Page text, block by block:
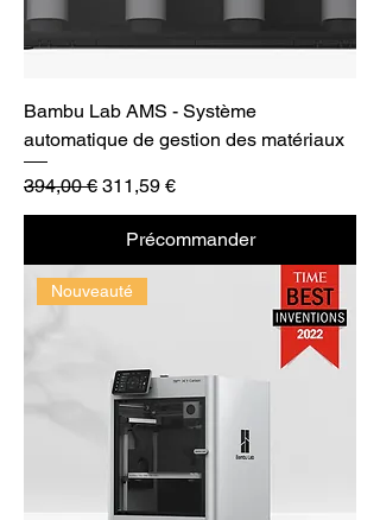
Bambu Lab AMS - Système
automatique de gestion des matériaux
Prix original
394,00 € Prix promotionnel
311,59 €
Précommander
Nouveauté